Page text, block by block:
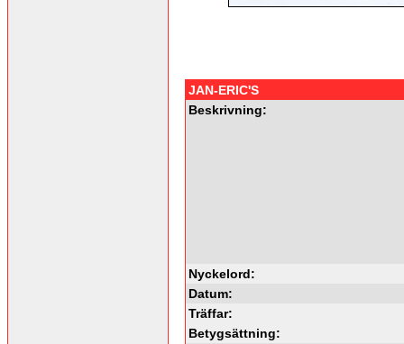
JAN-ERIC'S
Beskrivning:
Nyckelord:
Datum:
Träffar:
Betygsättning: